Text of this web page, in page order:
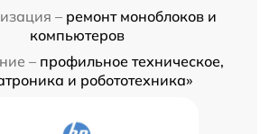
– ремонт моноблоков и
компьютеров
– профильное техническое,
и робототехника»